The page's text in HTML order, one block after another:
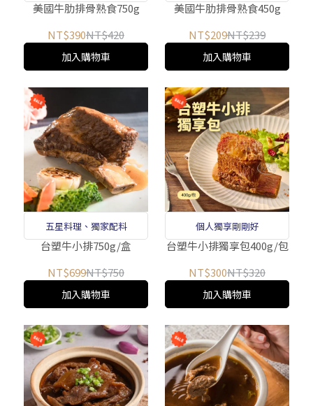
美國牛肋排骨熟食750g
NT$390NT$420
加入購物車
美國牛肋排骨熟食450g
NT$209NT$239
加入購物車
五星料理、獨家配料
台塑牛小排750g/盒
NT$699NT$750
加入購物車
個人獨享剛剛好
台塑牛小排獨享包400g/包
NT$300NT$320
加入購物車